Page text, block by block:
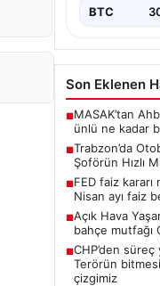
BTC
Son Eklenen
■MASAK’tan
ünlü ne kadar
■Trabzon’da
Şoförün Hızlı
■FED faiz kararı
Nisan ayı faiz
■Açık Hava
bahçe mutfağı
■CHP’den süreç
Terörün
çizgimiz